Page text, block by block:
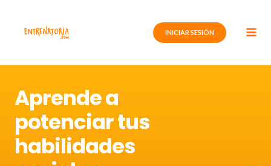
contenido
INICIAR SESIÓN
Aprende a
potenciar tus
habilidades